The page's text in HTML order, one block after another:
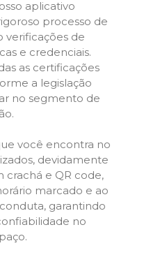
aplicativo
processo de
verificações de
e credenciais.
as certificações
a legislação
no segmento de
você encontra no
devidamente
crachá e QR code,
marcado e ao
garantindo
no